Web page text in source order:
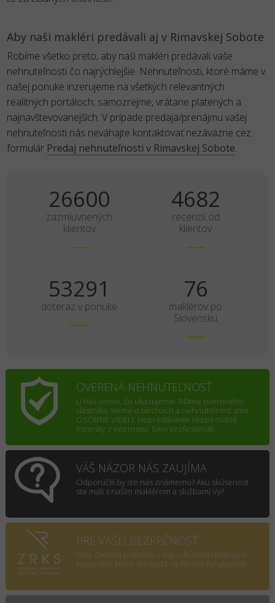
Aby naši makléri predávali aj v Rimavskej Sobote
Robíme všetko preto, aby naši makléri predávali vaše
nehnuteľnosti čo najrýchlejšie. Nehnuteľnosti, ktoré máme v
našej ponuke inzerujeme na všetkých relevantných
realitných portáloch, samozrejme, vrátane platených a
najnavštevovanejších. V prípade predaja/prenájmu vašej
nehnuteľnosti nás neváhajte kontaktovať nezáväzne cez
formulár Predaj nehnuteľnosti v Rimavskej Sobote.
35000
zazmluvnených
klientov
6160
recenzií od
klientov
70120
doteraz v ponuke
100
maklérov po
Slovensku
OVERENÁ NEHNUTEĽNOSŤ
U nás vieme, čo ukazujeme. Máme overeného
vlastníka, vieme o ťarchách a nehnuteľnosť sme
OSOBNE VIDELI. Nepredávame okopírované
inzeráty z internetu. Sme profesionáli.
VÁŠ NÁZOR NÁS ZAUJÍMA
Odporúčili by ste nás známemu? Aku skúsenosť
ste mali s naším maklérom a službami Vy?
PRE VAŠU BEZPEČNOSŤ
Sme členom jedného z top združení realitných
kancelárii, ktoré dohliada na férove fungovanie.